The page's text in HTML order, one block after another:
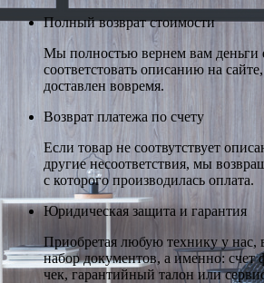
Полный возврат стоимости
Мы полностью вернем вам деньги
соответстовать описанию на
доставлен вовремя.
Возврат платежа по счету
Если товар не соотвутствует
другие несоответствия, мы
с которого производилась оплата.
Юридическая защита и гарантия
Приобретая любую технику у нас,
набор документов, а именно: счет
чек, гарантийный талон или